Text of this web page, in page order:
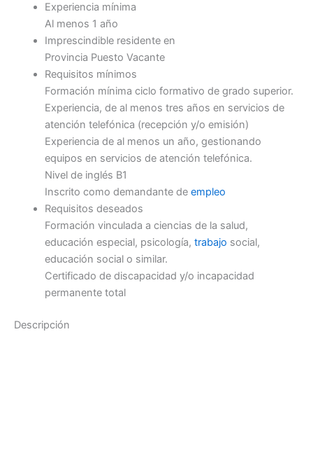
Experiencia mínima
Al menos 1 año
Imprescindible residente en
Provincia Puesto Vacante
Requisitos mínimos
Formación mínima ciclo formativo de grado superior.
Experiencia, de al menos tres años en servicios de
atención telefónica (recepción y/o emisión)
Experiencia de al menos un año, gestionando
equipos en servicios de atención telefónica.
Nivel de inglés B1
Inscrito como demandante de empleo
Requisitos deseados
Formación vinculada a ciencias de la salud,
educación especial, psicología, trabajo social,
educación social o similar.
Certificado de discapacidad y/o incapacidad
permanente total
Descripción